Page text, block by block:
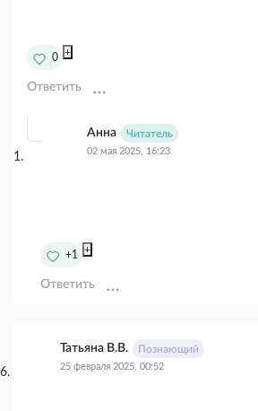
0 +
Ответить
Анна Читатель
02 мая 2025, 16:23
+1 +
Ответить
Татьяна В.В. Познающий
25 февраля 2025, 00:52